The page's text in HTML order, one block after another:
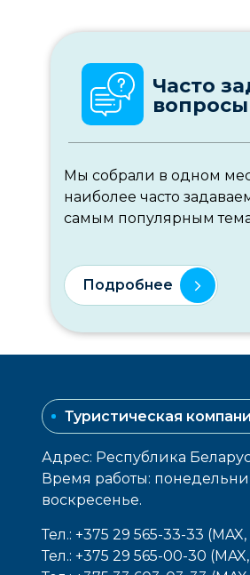
Часто
вопросы
Мы собрали в одном
наиболее часто
самым популярным
Подробнее
Туристическая
Адрес: Республика
Время работы:
воcкресенье.
Тел.: +375 29 565-33-33
Тел.: +375 29 565-00-30